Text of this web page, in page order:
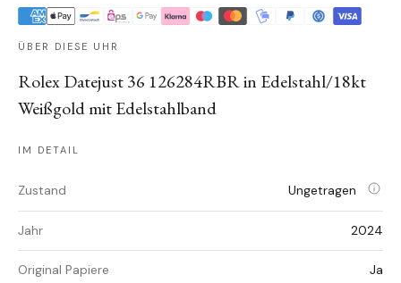
ÜBER DIESE UHR
Rolex Datejust 36 126284RBR in Edelstahl/18kt
Weißgold mit Edelstahlband
IM DETAIL
Zustand Ungetragen
Jahr 2024
Original Papiere Ja